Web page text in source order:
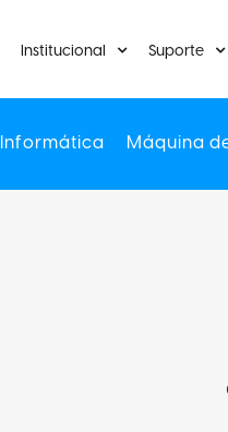
Institucional Suporte
Informática Máquina